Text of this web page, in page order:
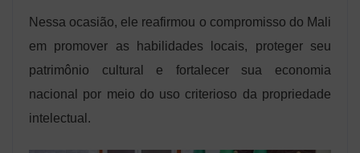
Nessa ocasião, ele reafirmou o compromisso do Mali
em promover as habilidades locais, proteger seu
patrimônio cultural e fortalecer sua economia
nacional por meio do uso criterioso da propriedade
intelectual.